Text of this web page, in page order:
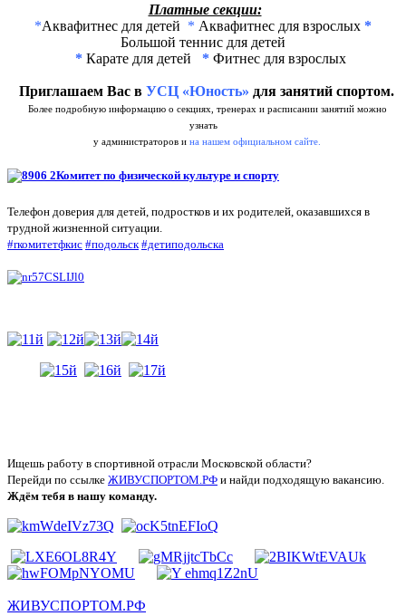
Платные секции:
*Аквафитнес для детей * Аквафитнес для взрослых *
Большой теннис для детей
* Карате для детей * Фитнес для взрослых
Приглашаем Вас в УСЦ «Юность» для занятий спортом.
Более подробную информацию о секциях, тренерах и расписании занятий можно
узнать
у администраторов и на нашем официальном сайте.
Комитет по физической культуре и спорту
Телефон доверия для детей, подростков и их родителей, оказавшихся в
трудной жизненной ситуации.
#rкомитетфкис #подольск #детиподольска
Ищешь работу в спортивной отрасли Московской области?
Перейди по ссылке ЖИВУСПОРТОМ.РФ и найди подходящую вакансию.
Ждём тебя в нашу команду.
ЖИВУСПОРТОМ.РФ